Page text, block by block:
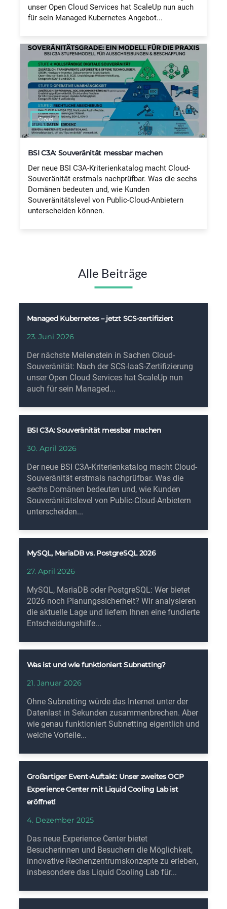
unser Open Cloud Services hat ScaleUp nun auch
für sein Managed Kubernetes Angebot...
Cloud
BSI C3A: Souveränität messbar machen
Der neue BSI C3A-Kriterienkatalog macht Cloud-
Souveränität erstmals nachprüfbar. Was die sechs
Domänen bedeuten und, wie Kunden
Souveränitätslevel von Public-Cloud-Anbietern
unterscheiden können.
Alle Beiträge
Managed Kubernetes – jetzt SCS-zertifiziert
23. Juni 2026
Der nächste Meilenstein in Sachen Cloud-
Souveränität: Nach der SCS-IaaS-Zertifizierung
unser Open Cloud Services hat ScaleUp nun
auch für sein Managed...
BSI C3A: Souveränität messbar machen
30. April 2026
Der neue BSI C3A-Kriterienkatalog macht Cloud-
Souveränität erstmals nachprüfbar. Was die
sechs Domänen bedeuten und, wie Kunden
Souveränitätslevel von Public-Cloud-Anbietern
unterscheiden...
MySQL, MariaDB vs. PostgreSQL 2026
27. April 2026
MySQL, MariaDB oder PostgreSQL: Wer bietet
2026 noch Planungssicherheit? Wir analysieren
die aktuelle Lage und liefern Ihnen eine fundierte
Entscheidungshilfe...
Was ist und wie funktioniert Subnetting?
21. Januar 2026
Ohne Subnetting würde das Internet unter der
Datenlast in Sekunden zusammenbrechen. Aber
wie genau funktioniert Subnetting eigentlich und
welche Vorteile...
Großartiger Event-Auftakt: Unser zweites OCP
Experience Center mit Liquid Cooling Lab ist
eröffnet!
4. Dezember 2025
Das neue Experience Center bietet
Besucherinnen und Besuchern die Möglichkeit,
innovative Rechenzentrumskonzepte zu erleben,
insbesondere das Liquid Cooling Lab für...